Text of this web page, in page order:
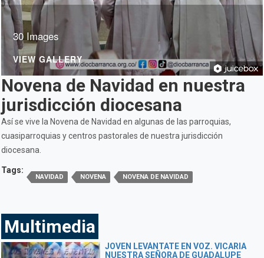
30 Images
VIEW GALLERY
Novena de Navidad en nuestra
jurisdicción diocesana
Así se vive la Novena de Navidad en algunas de las parroquias,
cuasiparroquias y centros pastorales de nuestra jurisdicción
diocesana.
Tags:
NAVIDAD NOVENA NOVENA DE NAVIDAD
Multimedia
JOVEN LEVÁNTATE EN VOZ. VICARIA
NUESTRA SEÑORA DE GUADALUPE